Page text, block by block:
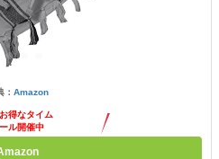
： Amazon
得なタイム
ル開催中